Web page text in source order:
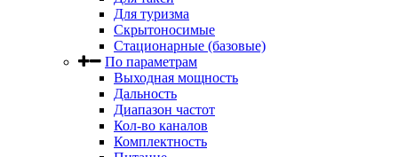
Для туризма
Скрытоносимые
Стационарные (базовые)
По параметрам
Выходная мощность
Дальность
Диапазон частот
Кол-во каналов
Комплектность